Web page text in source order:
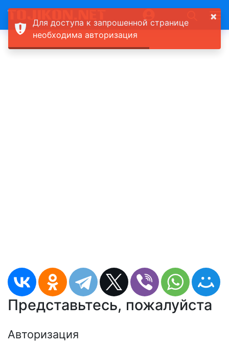
Представьтесь, пожалуйста
Авторизация
×
Для доступа к запрошенной странице
необходима авторизация